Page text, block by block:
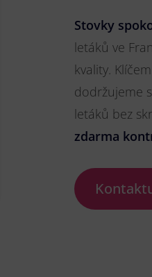
Stovky
letáků ve
kvality.
dodržujeme
letáků bez
zdarma